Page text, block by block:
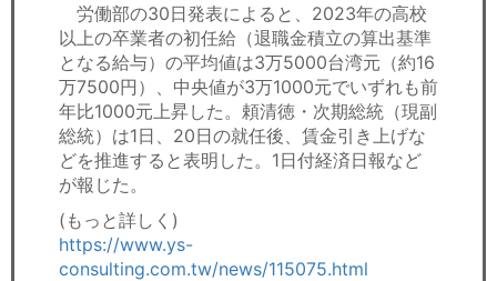
労働部の30日発表によると、2023年の高校
以上の卒業者の初任給（退職金積立の算出基準
となる給与）の平均値は3万5000台湾元（約16
万7500円）、中央値が3万1000元でいずれも前
年比1000元上昇した。頼清徳・次期総統（現副
総統）は1日、20日の就任後、賃金引き上げな
どを推進すると表明した。1日付経済日報など
が報じた。
(もっと詳しく)
https://www.ys-
consulting.com.tw/news/115075.html